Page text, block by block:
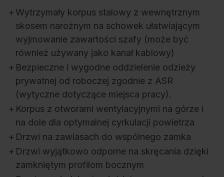
+ Wytrzymały korpus stalowy z wewnętrznym
skosem narożnym na schowek ułatwiającym
wyjmowanie zawartości szafy (może być
również używany jako kanał kablowy)
+ Bezpieczne i wygodne oddzielenie odzieży
prywatnej od roboczej zgodnie z ASR
(wytyczne dotyczące miejsca pracy).
+ Korpus z otworami wentylacyjnymi na górze i
na dole dla optymalnej cyrkulacji powietrza
+ Drzwi na zawiasach do wspólnego zamka
+ Drzwi wyjątkowo odporne na skręcania dzięki
zamkniętym profilom bocznym